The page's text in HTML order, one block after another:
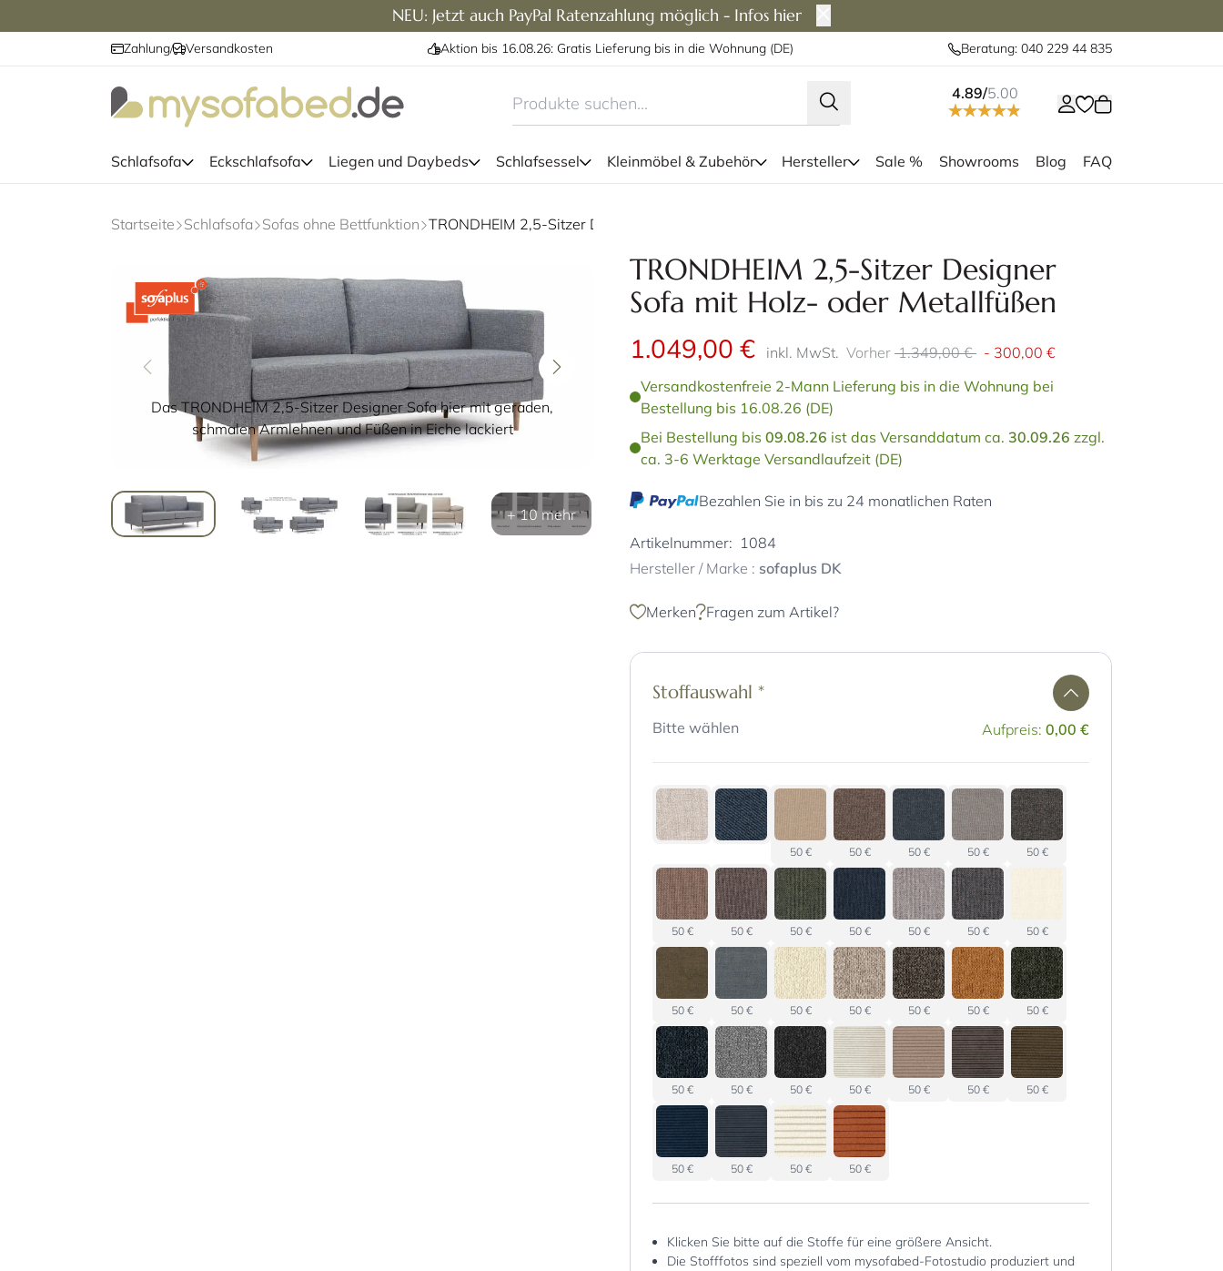
NEU: Jetzt auch PayPal Ratenzahlung möglich - Infos hier
Zahlung/ Versandkosten Aktion bis 16.08.26: Gratis Lieferung bis in die Wohnung (DE) Beratung: 040 229 44 835
4.89/5.00
Schlafsofa Eckschlafsofa Liegen und Daybeds Schlafsessel Kleinmöbel & Zubehör Hersteller Sale % Showrooms Blog FAQ
Startseite Schlafsofa Sofas ohne Bettfunktion
Das TRONDHEIM 2,5-Sitzer Designer Sofa hier mit geraden,
schmalen Armlehnen und Füßen in Eiche lackiert
+ 10 mehr
TRONDHEIM 2,5-Sitzer Designer
Sofa mit Holz- oder Metallfüßen
1.049,00 € inkl. MwSt. Vorher 1.349,00 € - 300,00 €
Versandkostenfreie 2-Mann Lieferung bis in die Wohnung bei
Bestellung bis 16.08.26 (DE)
Bei Bestellung bis 09.08.26 ist das Versanddatum ca. 30.09.26 zzgl.
ca. 3-6 Werktage Versandlaufzeit (DE)
Bezahlen Sie in bis zu 24 monatlichen Raten
Artikelnummer: 1084
Hersteller / Marke : sofaplus DK
Merken Fragen zum Artikel?
Stoffauswahl *
Bitte wählen Aufpreis: 0,00 €
50 € 50 € 50 € 50 € 50 €
50 € 50 € 50 € 50 € 50 € 50 € 50 €
50 € 50 € 50 € 50 € 50 € 50 € 50 €
50 € 50 € 50 € 50 € 50 € 50 € 50 €
50 € 50 € 50 € 50 €
Klicken Sie bitte auf die Stoffe für eine größere Ansicht.
Die Stofffotos sind speziell vom mysofabed-Fotostudio produziert und